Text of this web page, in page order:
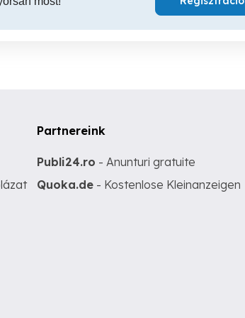
Partnereink
Publi24.ro - Anunturi gratuite
Quoka.de - Kostenlose Kleinanzeigen